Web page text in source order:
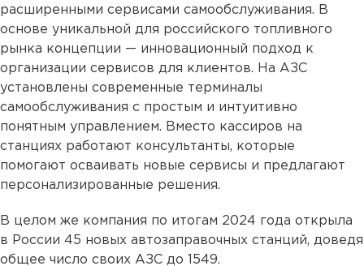
расширенными сервисами самообслуживания. В
основе уникальной для российского топливного
рынка концепции — инновационный подход к
организации сервисов для клиентов. На АЗС
установлены современные терминалы
самообслуживания с простым и интуитивно
понятным управлением. Вместо кассиров на
станциях работают консультанты, которые
помогают осваивать новые сервисы и предлагают
персонализированные решения.
В целом же компания по итогам 2024 года открыла
в России 45 новых автозаправочных станций, доведя
общее число своих АЗС до 1549.